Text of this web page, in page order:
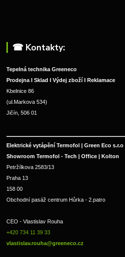
☎︎ Kontakty:
Tepelná technika Greeneco
Prodejna I Sklad I Výdej zboží I Reklamace
Kbelnice 86
(ul.Markova 534)
Jičín, 506 01
Elektrické vytápění Termofol | Green Eco s.r.o
Showroom Termofol - Tech | Office | Kolton
Petržílkova 2583/13
Praha 13
158 00
Obchodní pasáž centrum Hůrka - 2.patro
CEO - Vlastislav Rouha
+420 734 11 39 33
vlastislav.rouha@greeneco.cz